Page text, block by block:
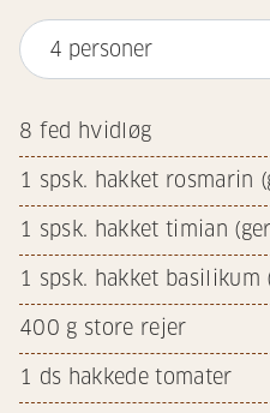
8 fed hvidløg
1 spsk. hakket rosmarin
1 spsk. hakket timian
1 spsk. hakket basilikum
400 g store rejer
1 ds hakkede tomater